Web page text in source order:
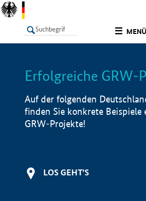
MENÜ
LISTE
Erfolgreiche GRW-
Auf der folgenden
finden Sie konkrete Beispiele
GRW-Projekte!
LOS GEHT'S